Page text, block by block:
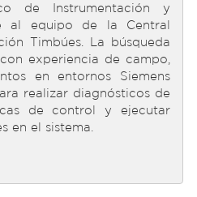
de Instrumentación y
al equipo de la Central
Timbúes. La búsqueda
experiencia de campo,
en entornos Siemens
realizar diagnósticos de
de control y ejecutar
en el sistema.